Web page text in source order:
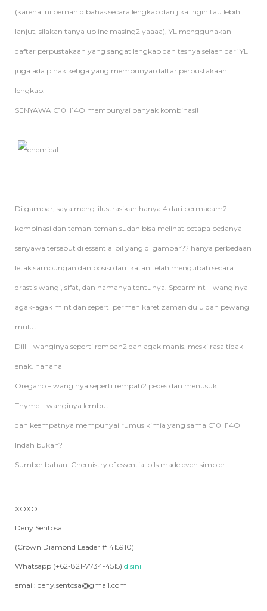
(karena ini pernah dibahas secara lengkap dan jika ingin tau lebih
lanjut, silakan tanya upline masing2 yaaaa), YL menggunakan
daftar perpustakaan yang sangat lengkap dan tesnya selaen dari YL
juga ada pihak ketiga yang mempunyai daftar perpustakaan
lengkap.
SENYAWA C10H14O mempunyai banyak kombinasi!
Di gambar, saya meng-ilustrasikan hanya 4 dari bermacam2
kombinasi dan teman-teman sudah bisa melihat betapa bedanya
senyawa tersebut di essential oil yang di gambar?? hanya perbedaan
letak sambungan dan posisi dari ikatan telah mengubah secara
drastis wangi, sifat, dan namanya tentunya. Spearmint – wanginya
agak-agak mint dan seperti permen karet zaman dulu dan pewangi
mulut
Dill – wanginya seperti rempah2 dan agak manis. meski rasa tidak
enak. hahaha
Oregano – wanginya seperti rempah2 pedes dan menusuk
Thyme – wanginya lembut
dan keempatnya mempunyai rumus kimia yang sama C10H14O
Indah bukan?
Sumber bahan: Chemistry of essential oils made even simpler
XOXO
Deny Sentosa
(Crown Diamond Leader #1415910)
Whatsapp (+62-821-7734-4515) disini
email: deny.sentosa@gmail.com